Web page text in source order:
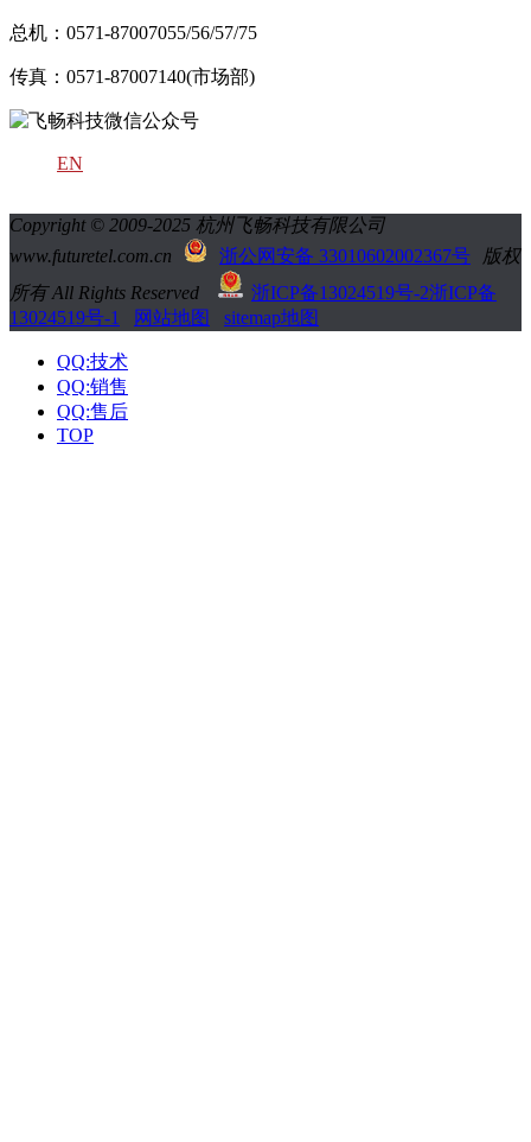
总机：0571-87007055/56/57/75
传真：0571-87007140(市场部)
EN
Copyright © 2009-2025 杭州飞畅科技有限公司
www.futuretel.com.cn
浙公网安备 33010602002367号
版权
所有 All Rights Reserved
浙ICP备13024519号-2浙ICP备
13024519号-1
网站地图 sitemap地图
QQ:技术
QQ:销售
QQ:售后
TOP